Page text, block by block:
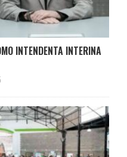
INTENDENTA INTERINA